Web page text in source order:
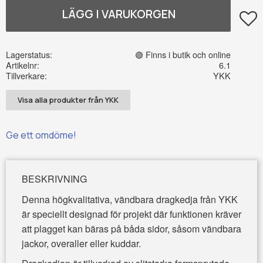
Lägg
Lagerstatus
🟢 Finns i butik och online
Artikelnr
6.1
Tillverkare
YKK
Visa alla produkter från YKK
Ge ett omdöme!
BESKRIVNING
Denna högkvalitativa, vändbara dragkedja från YKK
är speciellt designad för projekt där funktionen kräver
att plagget kan bäras på båda sidor, såsom vändbara
jackor, overaller eller kuddar.